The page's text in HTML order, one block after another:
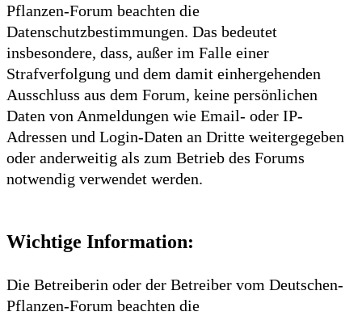
Pflanzen-Forum beachten die
Datenschutzbestimmungen. Das bedeutet
insbesondere, dass, außer im Falle einer
Strafverfolgung und dem damit einhergehenden
Ausschluss aus dem Forum, keine persönlichen
Daten von Anmeldungen wie Email- oder IP-
Adressen und Login-Daten an Dritte weitergegeben
oder anderweitig als zum Betrieb des Forums
notwendig verwendet werden.
Wichtige Information:
Die Betreiberin oder der Betreiber vom Deutschen-
Pflanzen-Forum beachten die